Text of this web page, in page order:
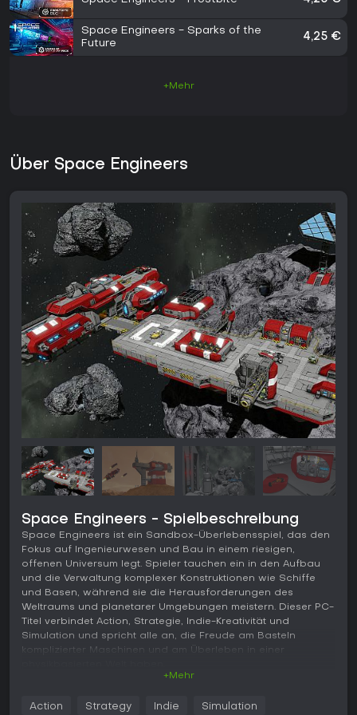
Space Engineers - Sparks of the
Future
4,25 €
+Mehr
Über Space Engineers
Space Engineers - Spielbeschreibung
Space Engineers ist ein Sandbox-Überlebensspiel, das den
Fokus auf Ingenieurwesen und Bau in einem riesigen,
offenen Universum legt. Spieler tauchen ein in den Aufbau
und die Verwaltung komplexer Konstruktionen wie Schiffe
und Basen, während sie die Herausforderungen des
Weltraums und planetarer Umgebungen meistern. Dieser PC-
Titel verbindet Action, Strategie, Indie-Kreativität und
Simulation und spricht alle an, die Freude am Basteln
komplizierter Maschinen und am Überleben in einer
Im Kern von Space Engineers dreht sich alles um das Design
+Mehr
Action Strategy Indie Simulation